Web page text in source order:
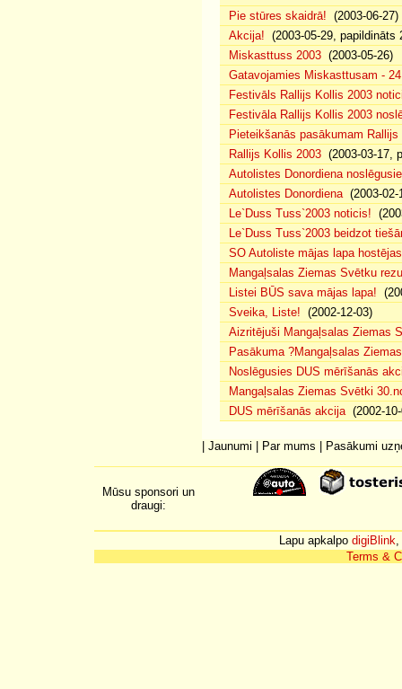
Pie stūres skaidrā! (2003-06-27)
Akcija! (2003-05-29, papildināts
Miskasttuss 2003 (2003-05-26)
Gatavojamies Miskasttusam -
Festivāls Rallijs Kollis 2003
Festivāla Rallijs Kollis 2003
Pieteikšanās pasākumam
Rallijs Kollis 2003 (2003-03-17,
Autolistes Donordiena
Autolistes Donordiena(2003-02-
Le`Duss Tuss`2003 noticis!
Le`Duss Tuss`2003 beidzot
SO Autoliste mājas lapa
Mangaļsalas Ziemas Svētku
Listei BŪS sava mājas lapa!
Sveika, Liste! (2002-12-03)
Aizritējuši Mangaļsalas Ziemas
Pasākuma ?Mangaļsalas
Noslēgusies DUS mērīšanās
Mangaļsalas Ziemas Svētki
DUS mērīšanās akcija(2002-10-
Jaunumi Par mums Pasākumi
Mūsu sponsori un
draugi:
Lapu apkalpo digiBlink,
Terms &